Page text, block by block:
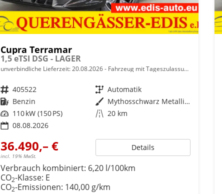
Cupra Terramar
1,5 eTSI DSG - LAGER
unverbindliche Lieferzeit:20.08.2026 Fahrzeug mit Tageszulassung
Fahrzeugnr. 405522 Getriebe Automatik
Kraftstoff Benzin Außenfarbe
Mythosschwarz Metallic (0E)
Leistung 110 kW (150 PS) Kilometerstand 20 km
08.08.2026
36.490,– €
incl. 19% MwSt.
Details
Verbrauch kombiniert: 6,20 l/100km
CO2-Klasse: E
CO2-Emissionen: 140,00 g/km